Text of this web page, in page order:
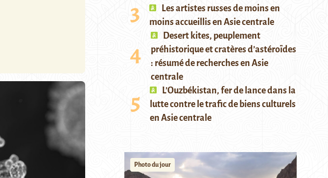
Les artistes russes de moins en
moins accueillis en Asie centrale
Desert kites, peuplement
préhistorique et cratères d’astéroïdes
: résumé de recherches en Asie
centrale
L’Ouzbékistan, fer de lance dans la
lutte contre le trafic de biens culturels
en Asie centrale
Photo du jour